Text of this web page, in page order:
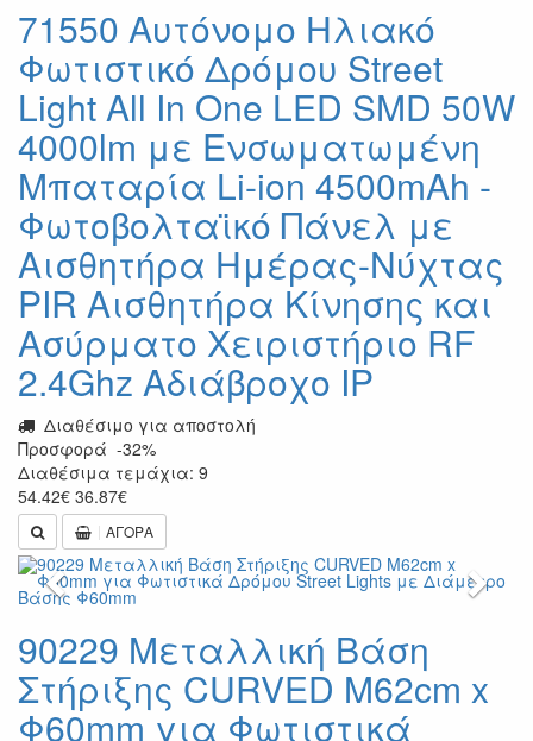
71550 Αυτόνομο Ηλιακό
Φωτιστικό Δρόμου Street
Light All In One LED SMD 50W
4000lm με Ενσωματωμένη
Μπαταρία Li-ion 4500mAh -
Φωτοβολταϊκό Πάνελ με
Αισθητήρα Ημέρας-Νύχτας
PIR Αισθητήρα Κίνησης και
Ασύρματο Χειριστήριο RF
2.4Ghz Αδιάβροχο IP
Διαθέσιμο για αποστολή
Προσφορά -32%
Διαθέσιμα τεμάχια: 9
54.42€ 36.87€
ΑΓΟΡΑ
Previous Next
90229 Μεταλλική Βάση
Στήριξης CURVED M62cm x
Φ60mm για Φωτιστικά